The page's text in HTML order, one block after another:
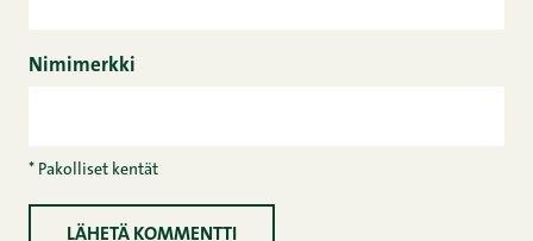
Nimimerkki
* Pakolliset kentät